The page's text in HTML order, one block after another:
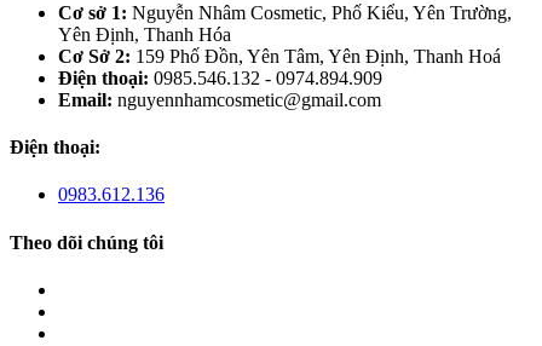
Cơ sở 1: Nguyễn Nhâm Cosmetic, Phố Kiểu, Yên Trường,
Yên Định, Thanh Hóa
Cơ Sở 2: 159 Phố Đồn, Yên Tâm, Yên Định, Thanh Hoá
Điện thoại: 0985.546.132 - 0974.894.909
Email: nguyennhamcosmetic@gmail.com
Điện thoại:
0983.612.136
Theo dõi chúng tôi